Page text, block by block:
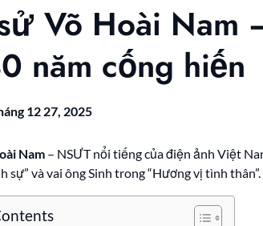
Võ Hoài Nam
năm cống hiến
12 27, 2025
Nam – NSƯT nổi tiếng của điện ảnh Việt
sự” và vai ông Sinh trong “Hương vị tình thân”.